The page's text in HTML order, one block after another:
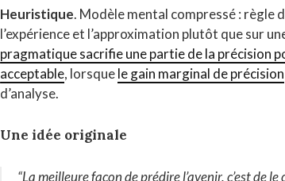
Heuristique. Modèle mental compressé : règle
l’expérience et l’approximation plutôt que sur
pragmatique sacrifie une partie de la précision
acceptable, lorsquele gain marginal de précision
d’analyse.
Une idée originale
“La meilleure façon de prédire l’avenir, c’est de le